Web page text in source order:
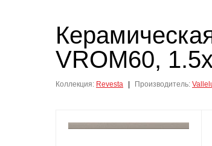
VROM60,
Коллекция: Revesta Производитель: